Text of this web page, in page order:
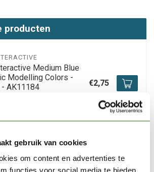
gebruik van cookies
om content en advertenties te
functies voor social media te bieden
producten
Medium Blue
Modelling Colors -
AK11184
€2,75
Star Blue
Modelling Colors -
AK11185
€2,75